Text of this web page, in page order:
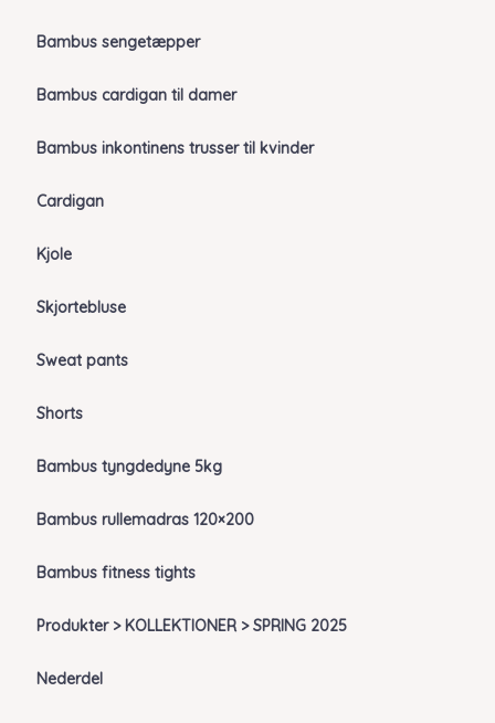
Bambus sengetæpper
Bambus cardigan til damer
Bambus inkontinens trusser til kvinder
Cardigan
Kjole
Skjortebluse
Sweat pants
Shorts
Bambus tyngdedyne 5kg
Bambus rullemadras 120×200
Bambus fitness tights
Produkter > KOLLEKTIONER > SPRING 2025
Nederdel